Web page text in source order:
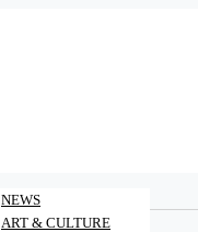
NEWS
ART & CULTURE